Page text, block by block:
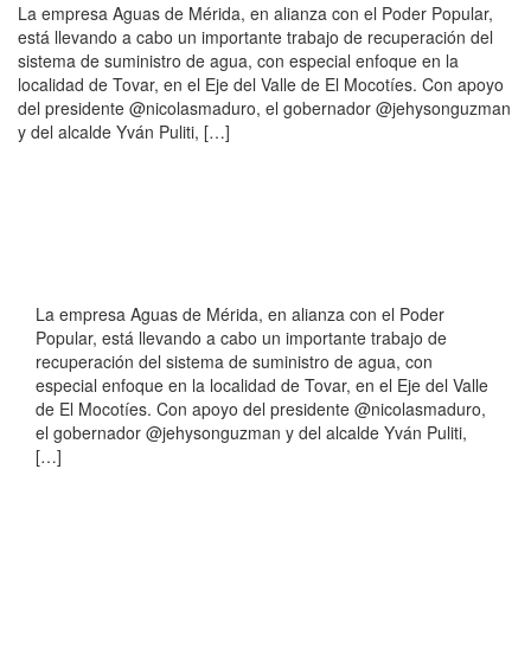
La empresa Aguas de Mérida, en alianza con el Poder Popular,
está llevando a cabo un importante trabajo de recuperación del
sistema de suministro de agua, con especial enfoque en la
localidad de Tovar, en el Eje del Valle de El Mocotíes. Con apoyo
del presidente @nicolasmaduro, el gobernador @jehysonguzman
y del alcalde Yván Puliti, […]
La empresa Aguas de Mérida, en alianza con el Poder
Popular, está llevando a cabo un importante trabajo de
recuperación del sistema de suministro de agua, con
especial enfoque en la localidad de Tovar, en el Eje del Valle
de El Mocotíes. Con apoyo del presidente @nicolasmaduro,
el gobernador @jehysonguzman y del alcalde Yván Puliti,
[…]